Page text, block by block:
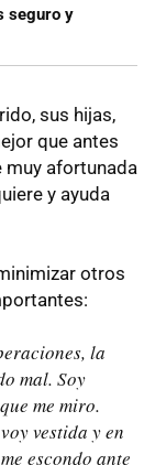
seguro y
sus hijas,
que antes
muy afortunada
y ayuda
otros
la
mal. Soy
me miro.
vestida y en
escondo ante